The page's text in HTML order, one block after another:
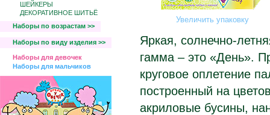
ШЕЙКЕРЫ
ДЕКОРАТИВНОЕ ШИТЬЁ
Наборы по возрастам >>
Наборы по виду изделия >>
Наборы для девочек
Наборы для мальчиков
Увеличить упаковку
Яркая, солнечно-
гамма – это «День».
круговое оплетение
построенный на
акриловые бусины,